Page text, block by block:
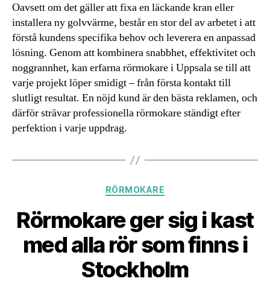
Oavsett om det gäller att fixa en läckande kran eller
installera ny golvvärme, består en stor del av arbetet i att
förstå kundens specifika behov och leverera en anpassad
lösning. Genom att kombinera snabbhet, effektivitet och
noggrannhet, kan erfarna rörmokare i Uppsala se till att
varje projekt löper smidigt – från första kontakt till
slutligt resultat. En nöjd kund är den bästa reklamen, och
därför strävar professionella rörmokare ständigt efter
perfektion i varje uppdrag.
Kategorier
RÖRMOKARE
Rörmokare ger sig i kast
med alla rör som finns i
Stockholm